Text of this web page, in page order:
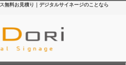
無料お見積り｜デジタルサイネージのことなら